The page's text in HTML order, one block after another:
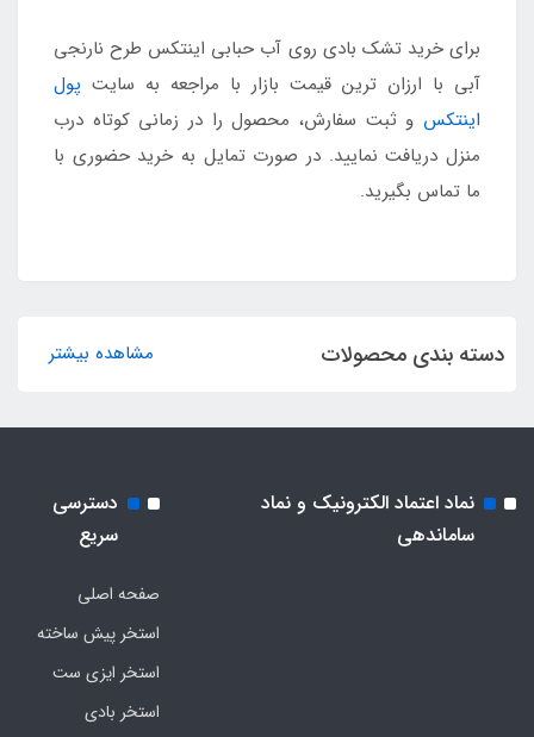
برای خرید تشک بادی روی آب حبابی اینتکس طرح نارنجی
آبی با ارزان ترین قیمت بازار با مراجعه به سایت پول
اینتکس و ثبت سفارش، محصول را در زمانی کوتاه درب
منزل دریافت نمایید. در صورت تمایل به خرید حضوری با
ما تماس بگیرید.
دسته بندی محصولات مشاهده بیشتر
نماد اعتماد الکترونیک و نماد
ساماندهی
دسترسی
سریع
صفحه اصلی
استخر پیش ساخته
استخر ایزی ست
استخر بادی